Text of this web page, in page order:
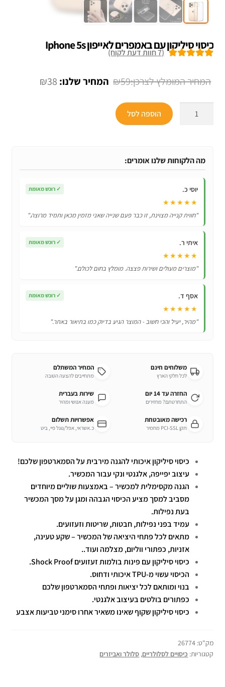
כיסוי סיליקון עם באמפרים לאייפון Iphone 5s
לקוחות
(
7חוות דעת לקוח)
₪59
המחיר
₪38 המחיר
עם
לאייפון
הוספה לסל
מה הלקוחות שלנו אומרים:
יוסי כ. ✓ רוכש מאומת
★★★★★
"חווית קנייה מצוינת, זו כבר פעם שנייה שאני מזמין מכאן ותמיד מרוצה."
איתי ר. ✓ רוכש מאומת
★★★★★
"מוצרים מעולים ושירות פצצה. מומלץ בחום לכולם."
אסף ד. ✓ רוכש מאומת
★★★★★
"מהיר, יעיל והכי חשוב - המוצר הגיע בדיוק כמו בתיאור באתר."
משלוחים חינם
לכל חלקי הארץ
המחיר המשתלם
מתחייבים להצעה הטובה
החזרה עד 14 יום
התחרטתם? מחזירים
שירות בעברית
מענה אנושי ומהיר
רכישה מאובטחת
תקן PCI-SSL מחמיר
אפשרויות תשלום
כ.אשראי, אפל/גוגל פיי, ביט
כיסוי סיליקון איכותי להגנה מירבית על הסמארטפון שלכם!
עיצוב יפייפה, אלגנטי ונקי עבור המכשיר.
הגנה מקסימלית למכשיר – באמצעות שוליים מיוחדים
מסביב למסך מציע הכיסוי הגבהה ומגן על מסך המכשיר
בעת נפילות.
עמיד בפני נפילות, חבטות, שריטות וזעזועים.
מתאים לכל פתחי היציאה של המכשיר – שקע טעינה,
אזניות, כפתורי ווליום, מצלמה ועוד..
כיסוי סיליקון עם פינות בולמות זעזועים Shock Proof.
הכיסוי עשוי מ-TPU איכותי ודחוס.
בנוי ומותאם לכל יציאות ופתחי הסמארטפון שלכם
כפתורים בולטים בעיצוב אלגנטי.
כיסוי סיליקון שקוף שאינו משאיר אחרו סימני טביעות אצבע
מק"ט: 26774
קטגוריות: כיסויים לסלולריים, סלולר ואביזרים